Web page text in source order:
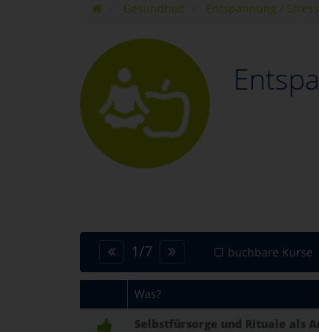
Gesundheit Entspannung /
1/7 buchbare Kurse
Was?
Selbstfürsorge und Rituale als